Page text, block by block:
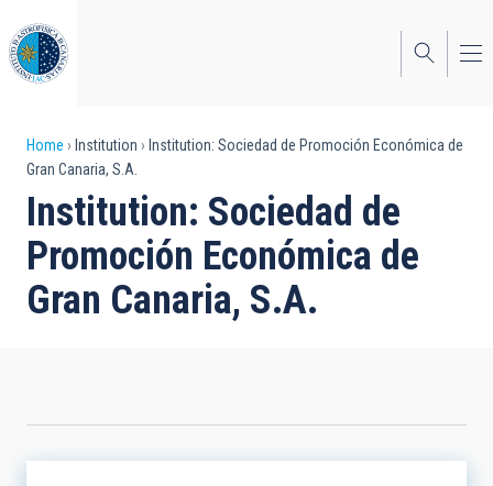
to
main
content
Breadcrumb
Home Institution
Institution: Sociedad de Promoción Económica de
Gran Canaria, S.A.
Institution: Sociedad de
Promoción Económica de
Gran Canaria, S.A.